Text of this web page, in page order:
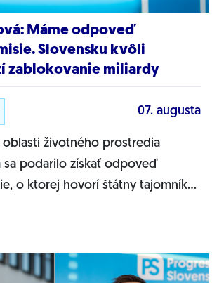
Máme odpoveď
Slovensku kvôli
zablokovanie miliardy
07. augusta
oblasti životného prostredia
sa podarilo získať odpoveď
o ktorej hovorí štátny tajomník
jednoznačne...